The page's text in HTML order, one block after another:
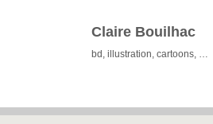
Claire Bouilhac
bd, illustration, cartoons, …